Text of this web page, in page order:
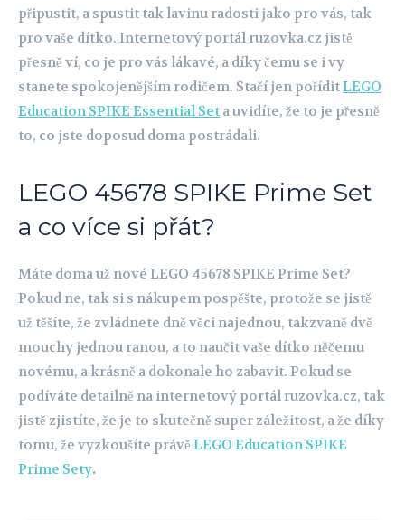
připustit, a spustit tak lavinu radosti jako pro vás, tak
pro vaše dítko. Internetový portál ruzovka.cz jistě
přesně ví, co je pro vás lákavé, a díky čemu se i vy
stanete spokojenějším rodičem. Stačí jen poříditLEGO
Education SPIKE Essential Set a uvidíte, že to je přesně
to, co jste doposud doma postrádali.
LEGO 45678 SPIKE Prime Set
a co více si přát?
Máte doma už nové LEGO 45678 SPIKE Prime Set?
Pokud ne, tak si s nákupem pospěšte, protože se jistě
už těšíte, že zvládnete dně věci najednou, takzvaně dvě
mouchy jednou ranou, a to naučit vaše dítko něčemu
novému, a krásně a dokonale ho zabavit. Pokud se
podíváte detailně na internetový portál ruzovka.cz, tak
jistě zjistíte, že je to skutečně super záležitost, a že díky
tomu, že vyzkoušíte právě LEGO Education SPIKE
Prime Sety.